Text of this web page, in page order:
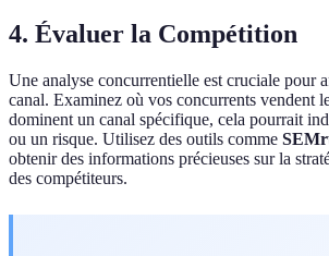
4. Évaluer la Compétition
Une analyse concurrentielle est cruciale pour
canal. Examinez où vos concurrents vendent
dominent un canal spécifique, cela pourrait
ou un risque. Utilisez des outils comme
obtenir des informations précieuses sur la
des compétiteurs.